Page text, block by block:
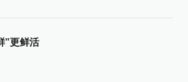
”更鲜活